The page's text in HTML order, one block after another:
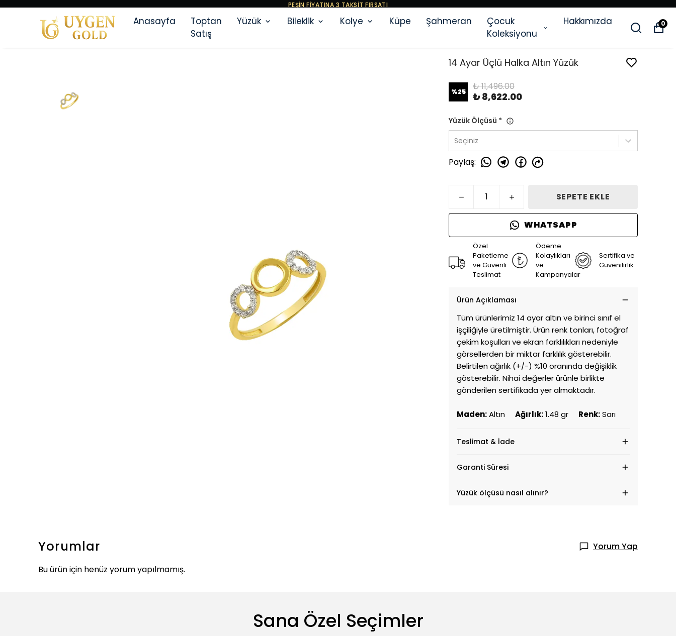
ÜYELERİMİZE ÖZEL AYRICALIKLI KAMPANYALAR
Anasayfa
Toptan
Satış
Yüzük Bileklik Kolye Küpe Şahmeran
Çocuk
Koleksiyonu
Hakkımızda 0
14 Ayar Üçlü Halka Altın Yüzük
%25 ₺ 11,496.00
₺ 8,622.00
Yüzük Ölçüsü *
Seçiniz
Paylaş:
SEPETE EKLE
WHATSAPP
Özel
Paketleme
ve Güvenli
Teslimat
Ödeme
Kolaylıkları
ve
Kampanyalar
Sertifika ve
Güvenilirlik
Ürün Açıklaması
Tüm ürünlerimiz 14 ayar altın ve birinci sınıf el
işçiliğiyle üretilmiştir. Ürün renk tonları, fotoğraf
çekim koşulları ve ekran farklılıkları nedeniyle
görsellerden bir miktar farklılık gösterebilir.
Belirtilen ağırlık (+/-) %10 oranında değişiklik
gösterebilir. Nihai değerler ürünle birlikte
gönderilen sertifikada yer almaktadır.
Maden:Altın Ağırlık: 1.48 gr Renk:Sarı
Teslimat & İade
Garanti Süresi
Yüzük ölçüsü nasıl alınır?
Yorumlar
Yorum Yap
Bu ürün için henüz yorum yapılmamış.
Sana Özel Seçimler